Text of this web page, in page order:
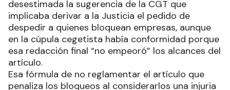
desestimada la sugerencia de la CGT que
implicaba derivar a la Justicia el pedido de
despedir a quienes bloquean empresas, aunque
en la cúpula cegetista había conformidad porque
esa redacción final “no empeoró” los alcances del
artículo.
Esa fórmula de no reglamentar el artículo que
penaliza los bloqueos al considerarlos una injuria